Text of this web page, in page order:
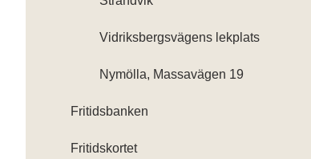
Vidriksbergsvägens lekplats
Nymölla, Massavägen 19
Fritidsbanken
Fritidskortet